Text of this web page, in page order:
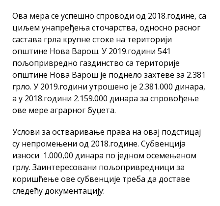
Ова мера се успешно спроводи од 2018.године, са
циљем унапређења сточарства, односно расног
састава грла крупне стоке на територији
општине Нова Варош. У 2019.години 541
пољопривредно газдинство са територије
општине Нова Варош је поднело захтеве за 2.381
грло. У 2019.години утрошено је 2.381.000 динара,
а у 2018.години 2.159.000 динара за спровођење
ове мере аграрног буџета.
Услови за остваривање права на овај подстицај
су непромењени од 2018.године. Субвенција
износи 1.000,00 динара по једном осемењеном
грлу. Заинтересовани пољопривредници за
коришћење ове субвенције треба да доставе
следећу документацију: